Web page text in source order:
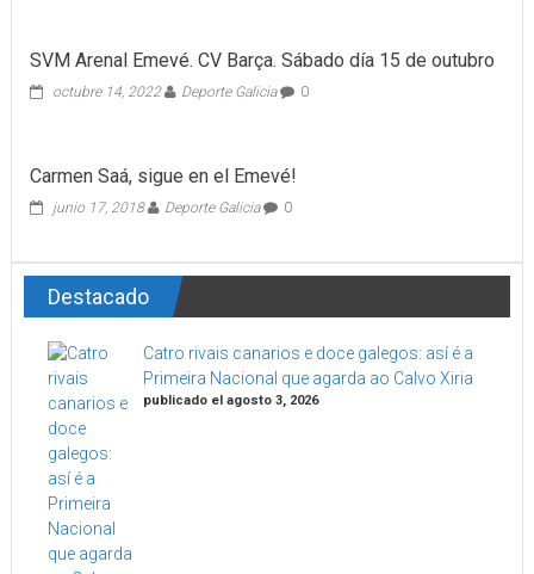
SVM Arenal Emevé. CV Barça. Sábado día 15 de outubro
octubre 14, 2022 Deporte Galicia 0
Carmen Saá, sigue en el Emevé!
junio 17, 2018 Deporte Galicia 0
Destacado
Catro rivais canarios e doce galegos: así é a
Primeira Nacional que agarda ao Calvo Xiria
publicado el agosto 3, 2026